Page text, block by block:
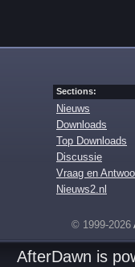
Sections:
Nieuws
Downloads
Top Downloads
Discussie
Vraag en
Nieuws2.nl
© 1999-2026
AfterDawn is